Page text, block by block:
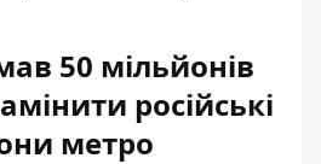
50 мільйонів
російські
метро